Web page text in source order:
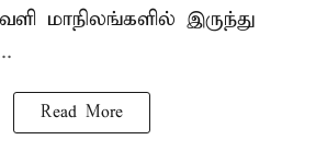
மாநிலங்களில் இருந்து
Read More